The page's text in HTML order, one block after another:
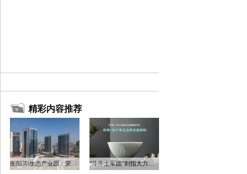
精彩内容推荐
衡阳3U生态产业园：荣电集团的政企合作新答卷 “斗牛士军团”剑指大力神杯，华帝以“一瓷一金”静候荣光